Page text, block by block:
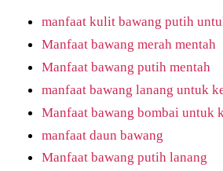
manfaat kulit bawang putih
Manfaat bawang merah mentah
Manfaat bawang putih mentah
manfaat bawang lanang untuk
Manfaat bawang bombai untuk
manfaat daun bawang
Manfaat bawang putih lanang